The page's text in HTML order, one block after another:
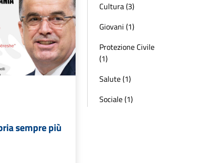
sempre più
Cultura (3)
Giovani (1)
Protezione Civile
(1)
Salute (1)
Sociale (1)